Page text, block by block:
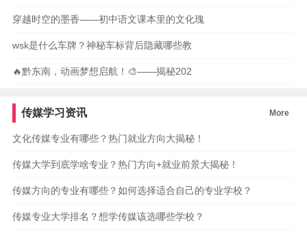
穿越时空的墨香——初中语文课本里的文化瑰
wsk是什么车牌？神秘车标背后隐藏哪些教
🔥黔东南，动画梦想启航！🎨——揭秘202
传媒学习资讯 More
文化传媒专业有哪些？热门就业方向大揭秘！
传媒大学到底学啥专业？热门方向+就业前景大揭秘！
传媒方向的专业有哪些？如何选择适合自己的专业学校？
传媒专业大学排名？想学传媒该选哪些学校？